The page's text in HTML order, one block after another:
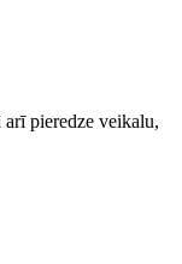
arī pieredze veikalu,